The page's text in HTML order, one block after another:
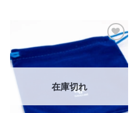
ほし
い！
在庫切れ